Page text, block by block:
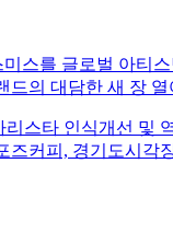
미스를 글로벌 아티
드의 대담한 새 장 열
스타 인식개선 및
커피, 경기도시각